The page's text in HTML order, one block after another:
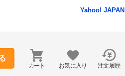
Yahoo! JAPAN
カート お気に入り 注文履歴